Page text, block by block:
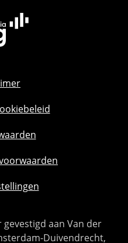
gevestigd aan Van der
Duivendrecht,